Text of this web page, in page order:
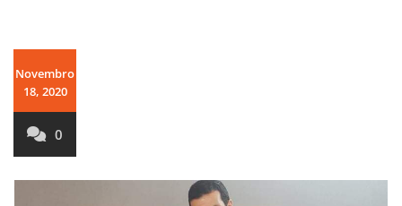
Novembro
18, 2020
0